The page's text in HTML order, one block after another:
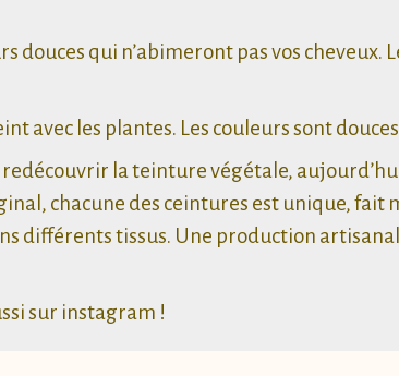
douces qui n’abimeront pas vos
avec les plantes. Les couleurs sont
la teinture végétale,
chacune des ceintures est unique, fait
différents tissus. Une production
sur instagram !